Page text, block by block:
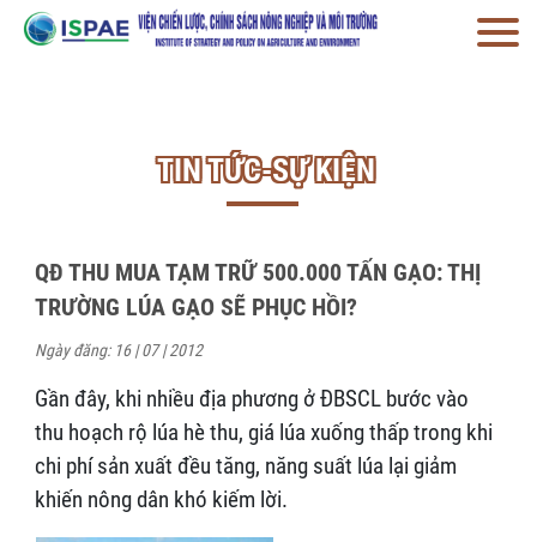
TIN TỨC-SỰ KIỆN
QĐ THU MUA TẠM TRỮ 500.000 TẤN GẠO: THỊ
TRƯỜNG LÚA GẠO SẼ PHỤC HỒI?
Ngày đăng: 16 | 07 | 2012
Gần đây, khi nhiều địa phương ở ĐBSCL bước vào
thu hoạch rộ lúa hè thu, giá lúa xuống thấp trong khi
chi phí sản xuất đều tăng, năng suất lúa lại giảm
khiến nông dân khó kiếm lời.